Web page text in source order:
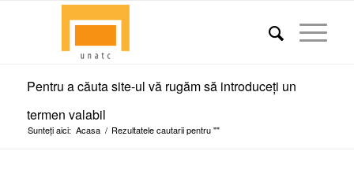
Pentru a căuta site-ul vă rugăm să introduceți un
termen valabil
Sunteți aici: Acasa / Rezultatele cautarii pentru ""